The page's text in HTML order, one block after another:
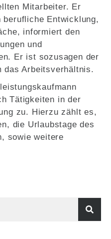
Mitarbeiter. Er
berufliche Entwicklung,
informiert den
und
Er ist sozusagen der
das Arbeitsverhältnis.
Tätigkeiten in der
zu. Hierzu zählt es,
die Urlaubstage des
sowie weitere